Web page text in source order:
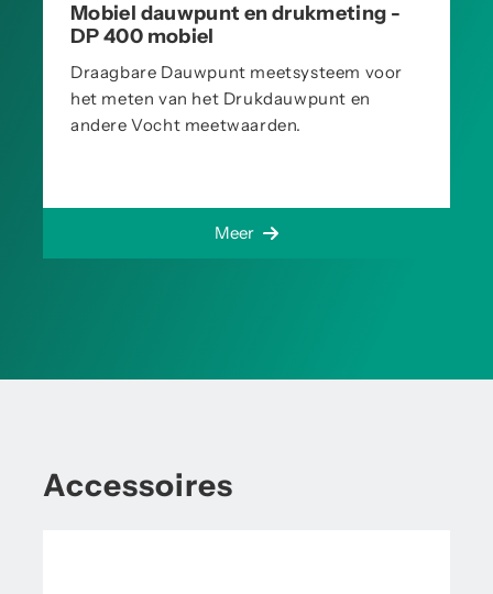
Mobiel dauwpunt en drukmeting -
DP 400 mobiel
Draagbare Dauwpunt meetsysteem voor
het meten van het Drukdauwpunt en
andere Vocht meetwaarden.
Meer
Accessoires